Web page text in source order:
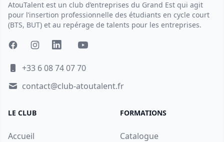
AtouTalent est un club d’entreprises du Grand Est qui agit
pour l’insertion professionnelle des étudiants en cycle court
(BTS, BUT) et au repérage de talents pour les entreprises.
+33 6 08 74 07 70
contact@club-atoutalent.fr
LE CLUB
Accueil
FORMATIONS
Catalogue